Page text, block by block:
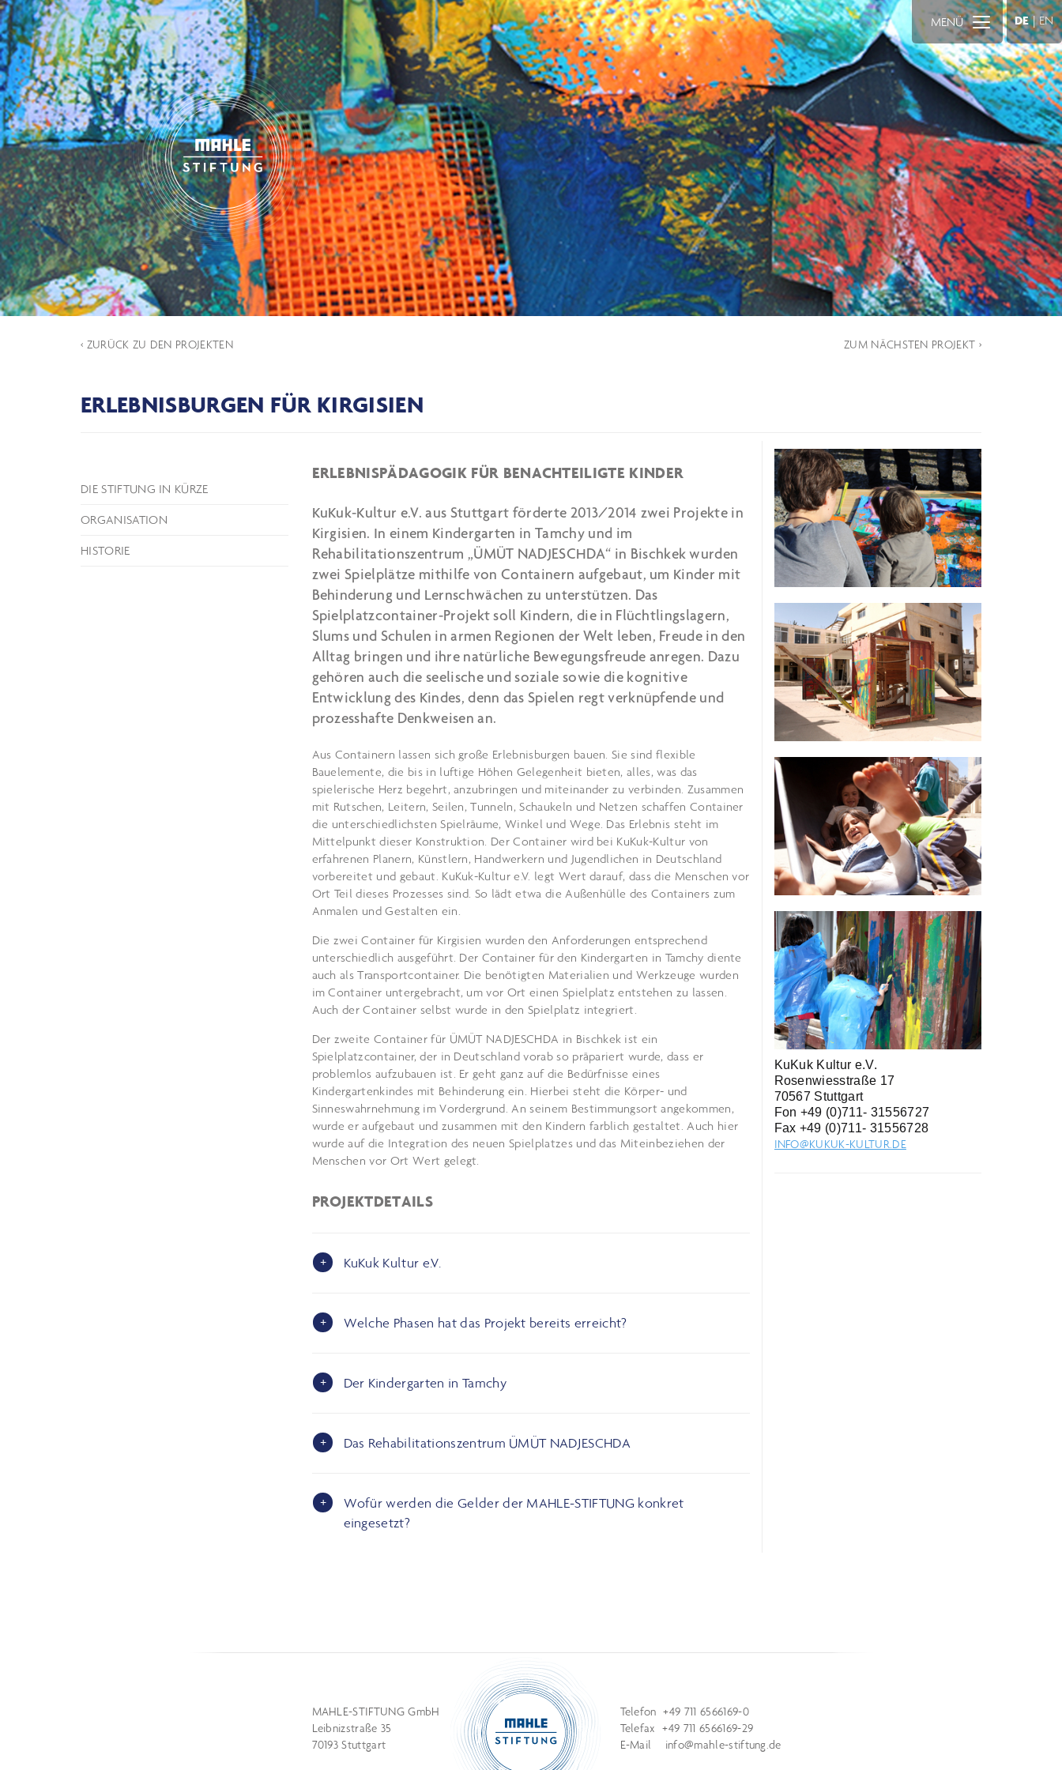
DE|EN
MENÜ
‹ ZURÜCK ZU DEN PROJEKTEN ZUM NÄCHSTEN PROJEKT ›
ERLEBNISBURGEN FÜR KIRGISIEN
DIE STIFTUNG IN KÜRZE
ORGANISATION
HISTORIE
ERLEBNISPÄDAGOGIK FÜR BENACHTEILIGTE KINDER
KuKuk-Kultur e.V. aus Stuttgart förderte 2013/2014 zwei Projekte in
Kirgisien. In einem Kindergarten in Tamchy und im
Rehabilitationszentrum „ÜMÜT NADJESCHDA“ in Bischkek wurden
zwei Spielplätze mithilfe von Containern aufgebaut, um Kinder mit
Behinderung und Lernschwächen zu unterstützen. Das
Spielplatzcontainer-Projekt soll Kindern, die in Flüchtlingslagern,
Slums und Schulen in armen Regionen der Welt leben, Freude in den
Alltag bringen und ihre natürliche Bewegungsfreude anregen. Dazu
gehören auch die seelische und soziale sowie die kognitive
Entwicklung des Kindes, denn das Spielen regt verknüpfende und
prozesshafte Denkweisen an.
Aus Containern lassen sich große Erlebnisburgen bauen. Sie sind flexible
Bauelemente, die bis in luftige Höhen Gelegenheit bieten, alles, was das
spielerische Herz begehrt, anzubringen und miteinander zu verbinden. Zusammen
mit Rutschen, Leitern, Seilen, Tunneln, Schaukeln und Netzen schaffen Container
die unterschiedlichsten Spielräume, Winkel und Wege. Das Erlebnis steht im
Mittelpunkt dieser Konstruktion. Der Container wird bei KuKuk-Kultur von
erfahrenen Planern, Künstlern, Handwerkern und Jugendlichen in Deutschland
vorbereitet und gebaut. KuKuk-Kultur e.V. legt Wert darauf, dass die Menschen vor
Ort Teil dieses Prozesses sind. So lädt etwa die Außenhülle des Containers zum
Anmalen und Gestalten ein.
Die zwei Container für Kirgisien wurden den Anforderungen entsprechend
unterschiedlich ausgeführt. Der Container für den Kindergarten in Tamchy diente
auch als Transportcontainer. Die benötigten Materialien und Werkzeuge wurden
im Container untergebracht, um vor Ort einen Spielplatz entstehen zu lassen.
Auch der Container selbst wurde in den Spielplatz integriert.
Der zweite Container für ÜMÜT NADJESCHDA in Bischkek ist ein
Spielplatzcontainer, der in Deutschland vorab so präpariert wurde, dass er
problemlos aufzubauen ist. Er geht ganz auf die Bedürfnisse eines
Kindergartenkindes mit Behinderung ein. Hierbei steht die Körper- und
Sinneswahrnehmung im Vordergrund. An seinem Bestimmungsort angekommen,
wurde er aufgebaut und zusammen mit den Kindern farblich gestaltet. Auch hier
wurde auf die Integration des neuen Spielplatzes und das Miteinbeziehen der
Menschen vor Ort Wert gelegt.
PROJEKTDETAILS
KuKuk Kultur e.V.
Welche Phasen hat das Projekt bereits erreicht?
Der Kindergarten in Tamchy
Das Rehabilitationszentrum ÜMÜT NADJESCHDA
Wofür werden die Gelder der MAHLE-STIFTUNG konkret
eingesetzt?
KuKuk Kultur e.V.
Rosenwiesstraße 17
70567 Stuttgart
Fon +49 (0)711- 31556727
Fax +49 (0)711- 31556728
INFO@KUKUK-KULTUR.DE
MAHLE-STIFTUNG GmbH
Leibnizstraße 35
70193 Stuttgart
Telefon +49 711 6566169-0
Telefax +49 711 6566169-29
E-Mail info@mahle-stiftung.de